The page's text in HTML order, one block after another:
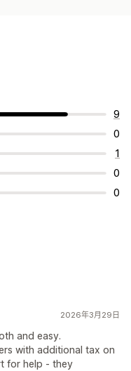
9
0
1
0
0
2026年3月29日
and easy.
with additional tax on
for help - they